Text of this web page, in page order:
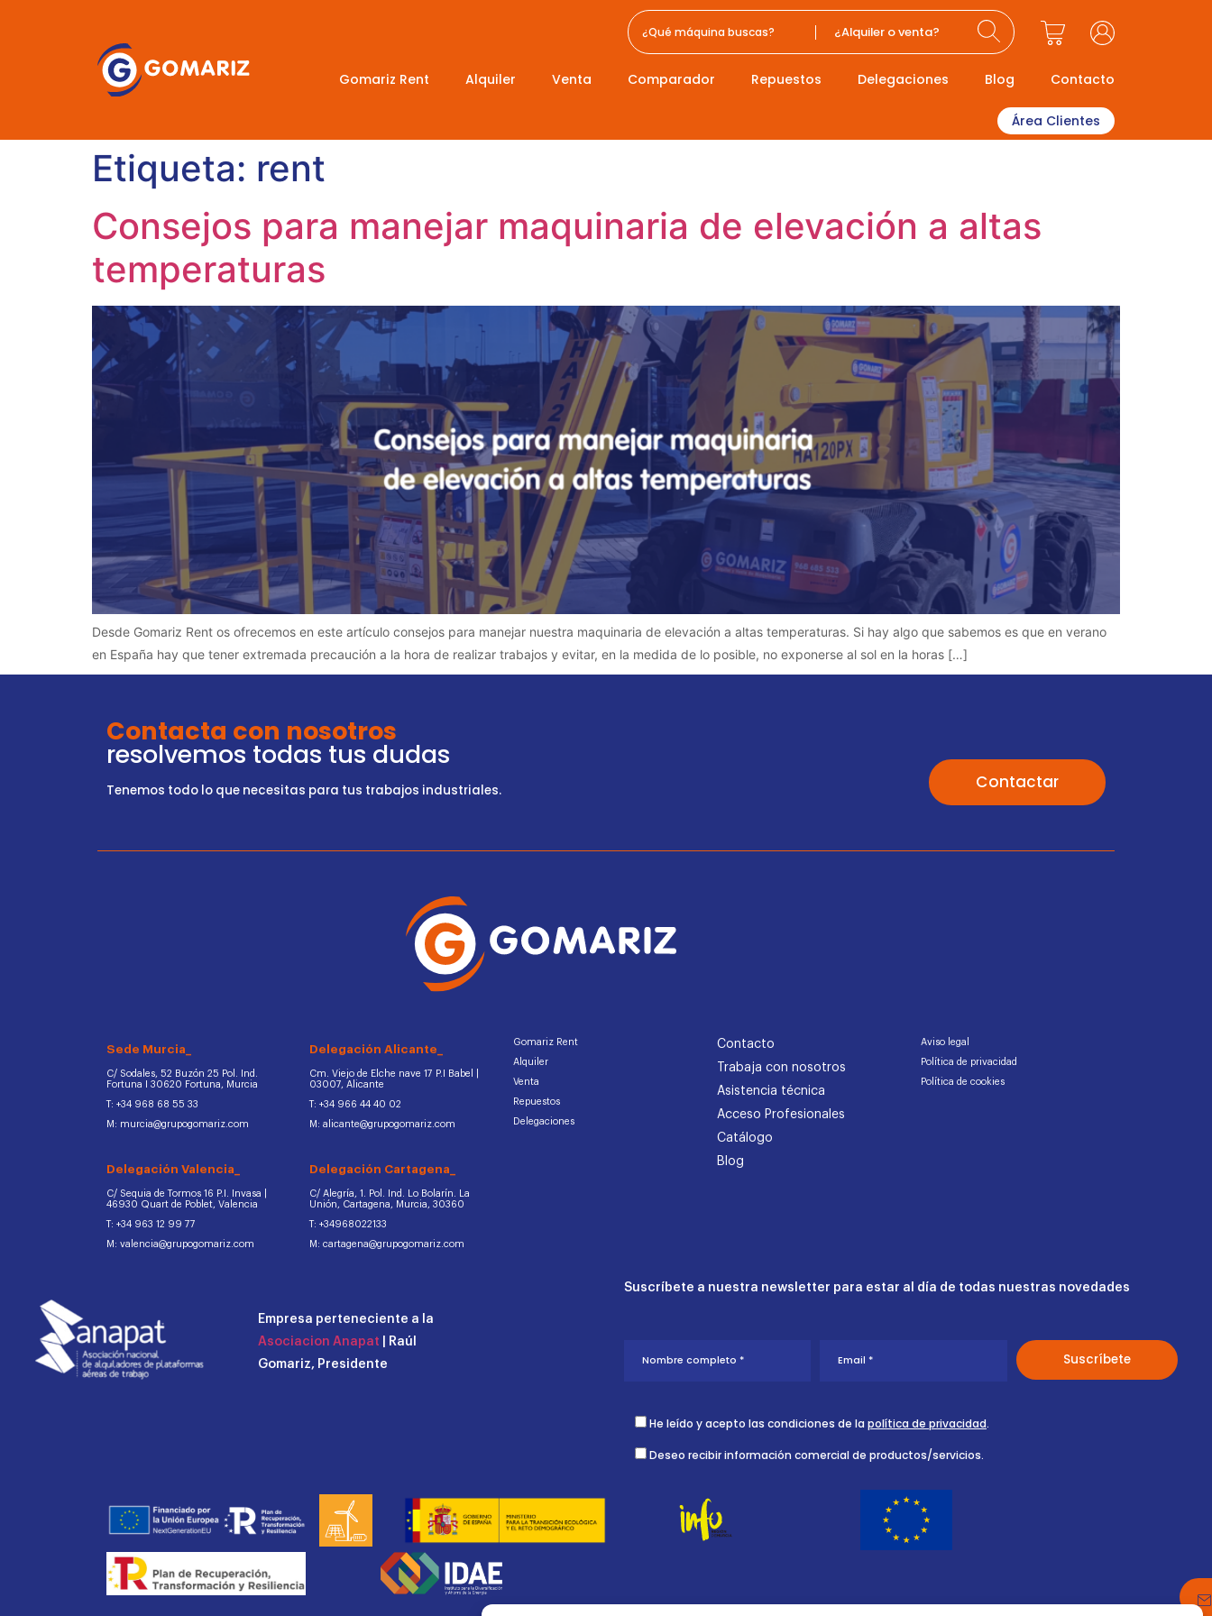
¿Alquiler o venta?
Gomariz Rent Alquiler Venta Comparador Repuestos Delegaciones Blog Contacto
Área Clientes
Etiqueta: rent
Consejos para manejar maquinaria de elevación a altas
temperaturas
Desde Gomariz Rent os ofrecemos en este artículo consejos para manejar nuestra maquinaria de elevación a altas temperaturas. Si hay algo que sabemos es que en verano
en España hay que tener extremada precaución a la hora de realizar trabajos y evitar, en la medida de lo posible, no exponerse al sol en la horas […]
Contacta con nosotros
resolvemos todas tus dudas
Tenemos todo lo que necesitas para tus trabajos industriales. Contactar
Sede Murcia_
C/ Sodales, 52 Buzón 25 Pol. Ind.
Fortuna I 30620 Fortuna, Murcia
T: +34 968 68 55 33
M: murcia@grupogomariz.com
Delegación Valencia_
C/ Sequia de Tormos 16 P.I. Invasa |
46930 Quart de Poblet, Valencia
T: +34 963 12 99 77
M: valencia@grupogomariz.com
Delegación Alicante_
Cm. Viejo de Elche nave 17 P.I Babel |
03007, Alicante
T: +34 966 44 40 02
M: alicante@grupogomariz.com
Delegación Cartagena_
C/ Alegría, 1. Pol. Ind. Lo Bolarín. La
Unión, Cartagena, Murcia, 30360
T: +34968022133
M: cartagena@grupogomariz.com
Gomariz Rent
Alquiler
Venta
Repuestos
Delegaciones
Contacto
Trabaja con nosotros
Asistencia técnica
Acceso Profesionales
Catálogo
Blog
Aviso legal
Política de privacidad
Política de cookies
Empresa perteneciente a la
Asociacion Anapat | Raúl
Gomariz, Presidente
Suscríbete a nuestra newsletter para estar al día de todas nuestras novedades
He leído y acepto las condiciones de la política de privacidad.
Deseo recibir información comercial de productos/servicios.